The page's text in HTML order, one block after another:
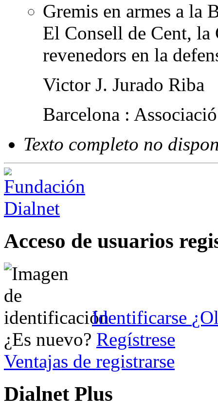
Gremis en armes a la
El Consell de Cent,
revenedors en la
Victor J. Jurado Riba
Barcelona :
Texto completo no
Acceso de usuarios
Identificarse
¿Es nuevo? Regístrese
Ventajas de registrarse
Dialnet Plus